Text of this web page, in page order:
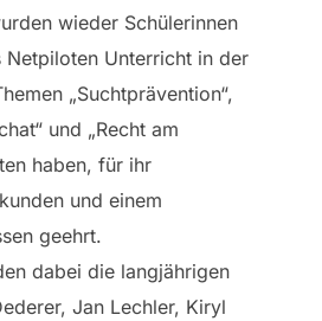
wieder Schülerinnen
Netpiloten Unterricht in der
„Suchtprävention“,
und „Recht am
haben, für ihr
und einem
geehrt.
dabei die langjährigen
Jan Lechler, Kiryl